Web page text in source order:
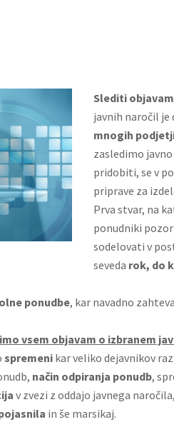
Slediti
javnih naročil je
mnogih
zasledimo
pridobiti, se v
priprave za
Prva stvar, na
ponudniki
sodelovati v
seveda rok, do
ponudbe, kar navadno
vsem objavam o izbranem
spremeni kar veliko dejavnikov
način odpiranja ponudb,
v zvezi z oddajo javnega naročila,
in še marsikaj.